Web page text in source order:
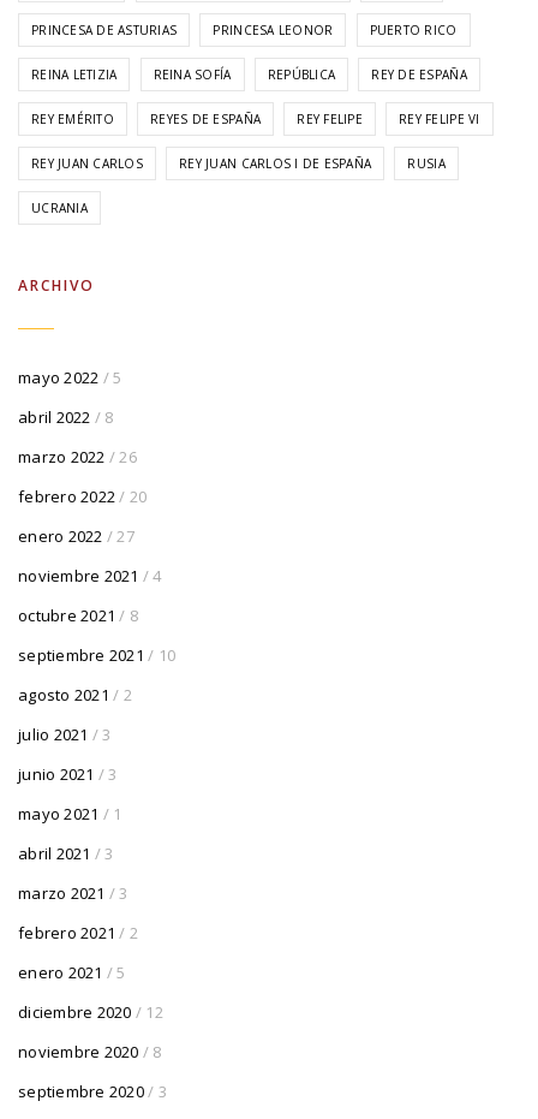
PRINCESA DE ASTURIAS PRINCESA LEONOR PUERTO RICO
REINA LETIZIA REINA SOFÍA REPÚBLICA REY DE ESPAÑA
REY EMÉRITO REYES DE ESPAÑA REY FELIPE REY FELIPE VI
REY JUAN CARLOS REY JUAN CARLOS I DE ESPAÑA RUSIA
UCRANIA
ARCHIVO
mayo 2022 / 5
abril 2022 / 8
marzo 2022 / 26
febrero 2022/ 20
enero 2022 / 27
noviembre 2021 / 4
octubre 2021 / 8
septiembre 2021 / 10
agosto 2021 / 2
julio 2021 / 3
junio 2021 / 3
mayo 2021 / 1
abril 2021 / 3
marzo 2021 / 3
febrero 2021 / 2
enero 2021 / 5
diciembre 2020 / 12
noviembre 2020 / 8
septiembre 2020/ 3